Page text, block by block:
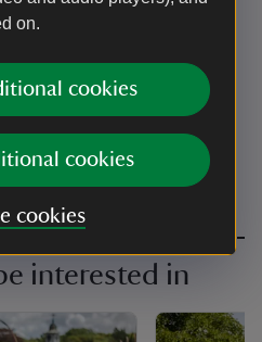
on.
cookies
cookies
cookies
gan y Sefydliad
yn Nhŷ Dyffryn yn
ar ei newydd wedd a'r
ewch i:
gardens
interested in